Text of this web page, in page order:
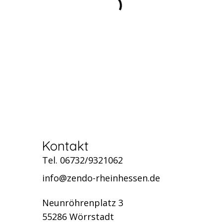
Kontakt
Tel. 06732/9321062
info@zendo-rheinhessen.de
Neunröhrenplatz 3
55286 Wörrstadt